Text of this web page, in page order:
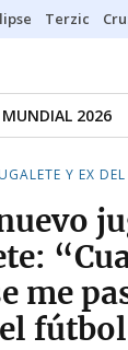
Terzic
MUNDIAL 2026
Y EX
me